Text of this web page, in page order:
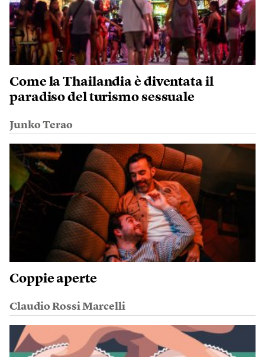
Come la Thailandia è diventata il
paradiso del turismo sessuale
Junko Terao
Coppie aperte
Claudio Rossi Marcelli